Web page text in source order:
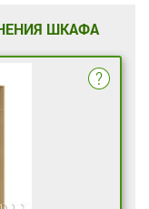
ШКАФА